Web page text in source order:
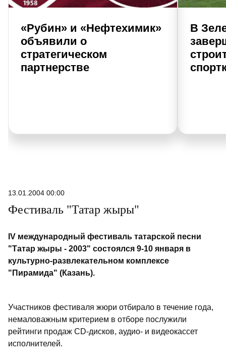
«Рубин» и «Нефтехимик»
объявили о
стратегическом
партнерстве
В
13.01.2004 00:00
Фестиваль "Татар жыры"
IV международный фестиваль татарской песни
"Татар жыры - 2003" состоялся 9-10 января в
культурно-развлекательном комплексе
"Пирамида" (Казань).
Участников фестиваля жюри отбирало в течение года,
немаловажным критерием в отборе послужили
рейтинги продаж CD-дисков, аудио- и видеокассет
исполнителей.